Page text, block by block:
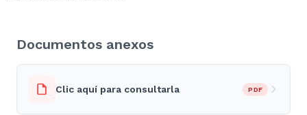
Documentos anexos
Clic aquí para consultarla PDF